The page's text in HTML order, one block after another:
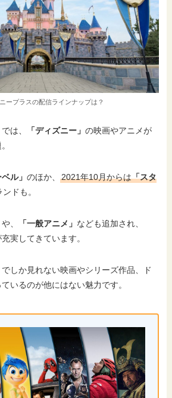
ープラスの配信ラインナップは？
では、 「ディズニー」の映画やアニメが
ベル」のほか、2021年10月からは「スタ
ドも。
や、 「一般アニメ」 なども追加され、
実してきています。
でしか見れない映画やシリーズ作品、ド
いるのが他にはない魅力です。